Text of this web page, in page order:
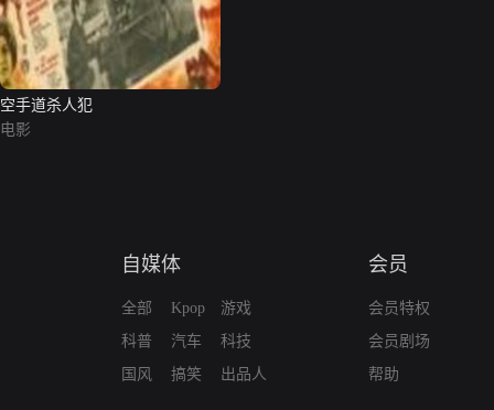
空手道杀人犯
电影
自媒体
全部
科普
国风
Kpop
汽车
搞笑
游戏
科技
出品人
会员
会员特权
会员剧场
帮助